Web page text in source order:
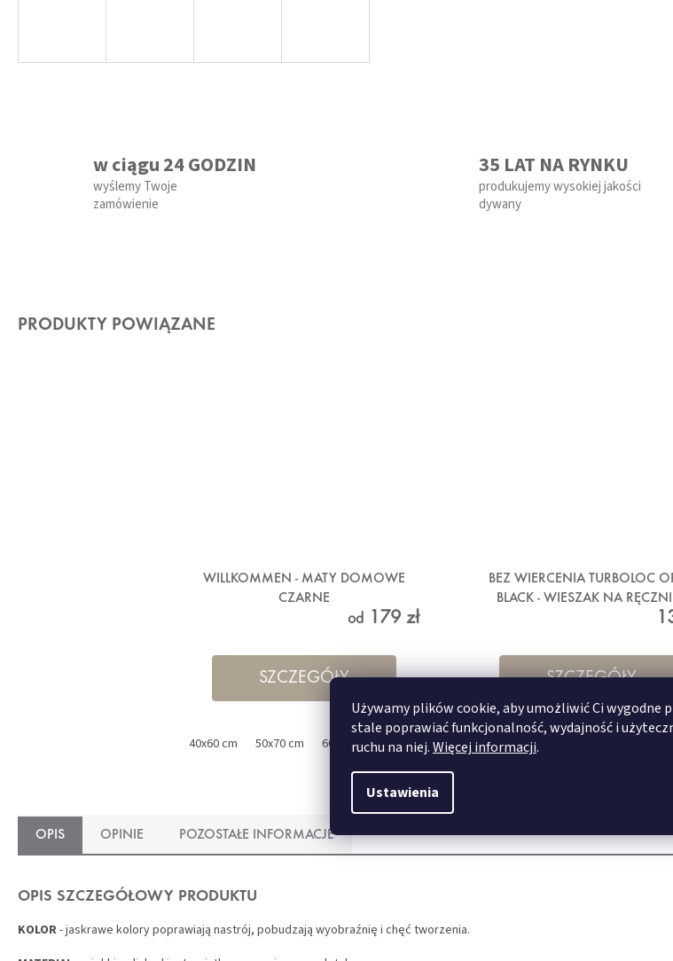
Używamy plików cookie, aby umożliwić Ci wygodne
stale poprawiać funkcjonalność, wydajność i
ruchu na niej.Więcej informacji.
Ustawienia
w ciągu 24 GODZIN
wyślemy Twoje
zamówienie
35 LAT NA RYNKU
produkujemy wysokiej jakości
dywany
PRODUKTY POWIĄZANE
WILLKOMMEN - MATY DOMOWE
CZARNE
od 179 zł
SZCZEGÓŁY
40x60 cm 50x70 cm 60x85 cm
BEZ WIERCENIA TURBOLOC
BLACK - WIESZAK NA
SZCZEGÓŁY
OPIS OPINIE POZOSTAŁE INFORMACJE
OPIS SZCZEGÓŁOWY PRODUKTU
KOLOR- jaskrawe kolory poprawiają nastrój, pobudzają wyobraźnię i chęć tworzenia.